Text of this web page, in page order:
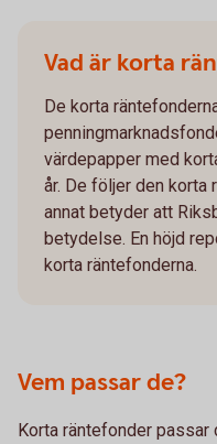
Vad är korta
De korta
värdepapper med
år. De följer den korta
annat betyder att
betydelse. En höjd
korta räntefonderna.
Vem passar de?
Korta räntefonder passar